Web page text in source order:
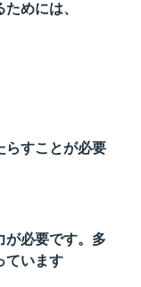
ためには、
らすことが必要
が必要です。多
ています